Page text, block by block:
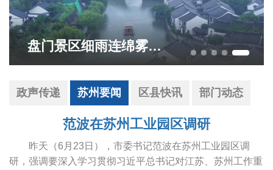
盘门景区细雨连绵雾气朦胧
政声传递 苏州要闻 区县快讯 部门动态
范波在苏州工业园区调研
昨天（6月23日），市委书记范波在苏州工业园区调
研，强调要深入学习贯彻习近平总书记对江苏、苏州工作重